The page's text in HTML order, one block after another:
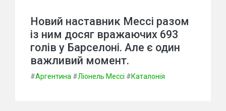
Новий наставник Мессі разом
із ним досяг вражаючих 693
голів у Барселоні. Але є один
важливий момент.
#Аргентина #Ліонель Мессі #Каталонія